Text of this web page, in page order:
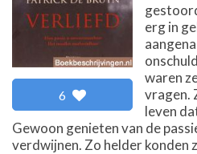
6
erg in
waren
vragen.
leven
Gewoon genieten van de
verdwijnen. Zo helder konden